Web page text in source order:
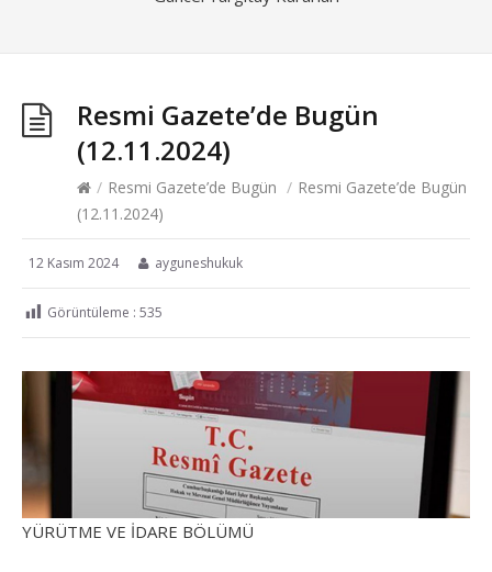
Resmi Gazete’de Bugün
(12.11.2024)
/ Resmi Gazete’de Bugün / Resmi Gazete’de Bugün
(12.11.2024)
12 Kasım 2024 ayguneshukuk
Görüntüleme : 535
YÜRÜTME VE İDARE BÖLÜMÜ